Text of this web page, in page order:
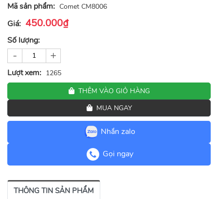
Mã sản phẩm: Comet CM8006
Giá: 450.000₫
Số lượng:
- +
Lượt xem: 1265
THÊM VÀO GIỎ HÀNG
MUA NGAY
Nhắn zalo
Gọi ngay
THÔNG TIN SẢN PHẨM